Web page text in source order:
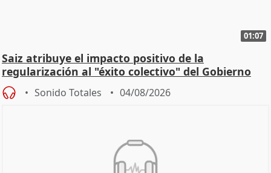
01:07
Saiz atribuye el impacto positivo de la
regularización al "éxito colectivo" del Gobierno
Sonido Totales 04/08/2026